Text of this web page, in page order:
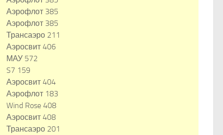
Аэрофлот 385
Аэрофлот 385
Трансаэро 211
Аэросвит 406
МАУ 572
S7 159
Аэросвит 404
Аэрофлот 183
Wind Rose 408
Аэросвит 408
Трансаэро 201